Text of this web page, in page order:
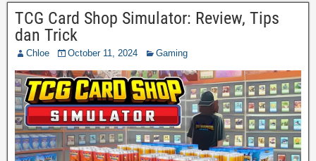
TCG Card Shop Simulator: Review, Tips
dan Trick
Chloe October 11, 2024 Gaming